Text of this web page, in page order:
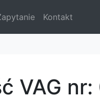
Kontakt
VAG